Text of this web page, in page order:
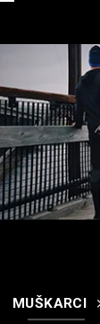
MUŠKARCI